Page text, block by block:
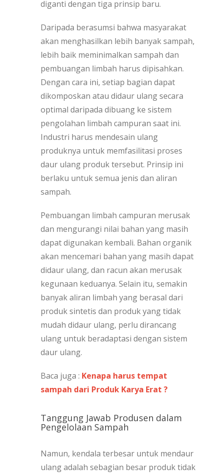
diganti dengan tiga prinsip baru.
Daripada berasumsi bahwa masyarakat
akan menghasilkan lebih banyak sampah,
lebih baik meminimalkan sampah dan
pembuangan limbah harus dipisahkan.
Dengan cara ini, setiap bagian dapat
dikomposkan atau didaur ulang secara
optimal daripada dibuang ke sistem
pengolahan limbah campuran saat ini.
Industri harus mendesain ulang
produknya untuk memfasilitasi proses
daur ulang produk tersebut. Prinsip ini
berlaku untuk semua jenis dan aliran
sampah.
Pembuangan limbah campuran merusak
dan mengurangi nilai bahan yang masih
dapat digunakan kembali. Bahan organik
akan mencemari bahan yang masih dapat
didaur ulang, dan racun akan merusak
kegunaan keduanya. Selain itu, semakin
banyak aliran limbah yang berasal dari
produk sintetis dan produk yang tidak
mudah didaur ulang, perlu dirancang
ulang untuk beradaptasi dengan sistem
daur ulang.
Baca juga : Kenapa harus tempat
sampah dari Produk Karya Erat ?
Tanggung Jawab Produsen dalam
Pengelolaan Sampah
Namun, kendala terbesar untuk mendaur
ulang adalah sebagian besar produk tidak